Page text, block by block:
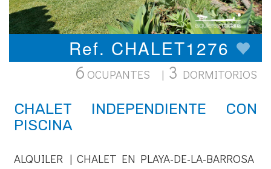
Ref. CHALET1276
6 OCUPANTES | 3 DORMITORIOS
CHALET INDEPENDIENTE CON
PISCINA
ALQUILER | CHALET EN PLAYA-DE-LA-BARROSA